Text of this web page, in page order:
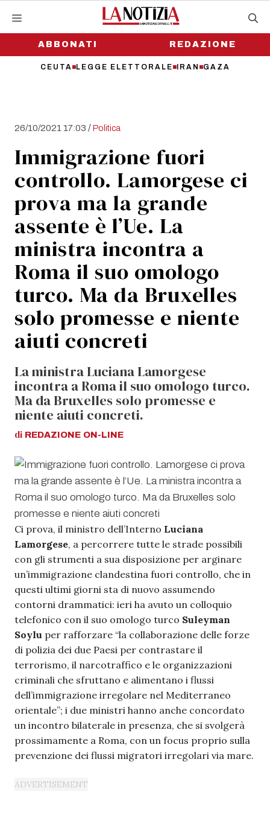
contenutoABBONATI
CEUTA LEGGE ELETTORALE IRAN GAZA
REDAZIONE
26/10/2021 17:03 /Politica
Immigrazione fuori
controllo. Lamorgese ci
prova ma la grande
assente è l’Ue. La
ministra incontra a
Roma il suo omologo
turco. Ma da Bruxelles
solo promesse e niente
aiuti concreti
La ministra Luciana Lamorgese
incontra a Roma il suo omologo turco.
Ma da Bruxelles solo promesse e
niente aiuti concreti.
di REDAZIONE ON-LINE
Ci prova, il ministro dell’Interno Luciana
Lamorgese, a percorrere tutte le strade possibili
con gli strumenti a sua disposizione per arginare
un’immigrazione clandestina fuori controllo, che in
questi ultimi giorni sta di nuovo assumendo
contorni drammatici: ieri ha avuto un colloquio
telefonico con il suo omologo turco Suleyman
Soylu per rafforzare “la collaborazione delle forze
di polizia dei due Paesi per contrastare il
terrorismo, il narcotraffico e le organizzazioni
criminali che sfruttano e alimentano i flussi
dell’immigrazione irregolare nel Mediterraneo
orientale”; i due ministri hanno anche concordato
un incontro bilaterale in presenza, che si svolgerà
prossimamente a Roma, con un focus proprio sulla
prevenzione dei flussi migratori irregolari via mare.